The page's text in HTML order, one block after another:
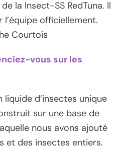
la Insect-SS RedTuna. Il
officiellement.
Courtois
vous sur les
liquide d’insectes unique
sur une base de
nous avons ajouté
et des insectes entiers.